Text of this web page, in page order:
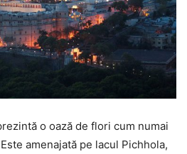
o oază de flori cum numai
amenajată pe lacul Pichhola,